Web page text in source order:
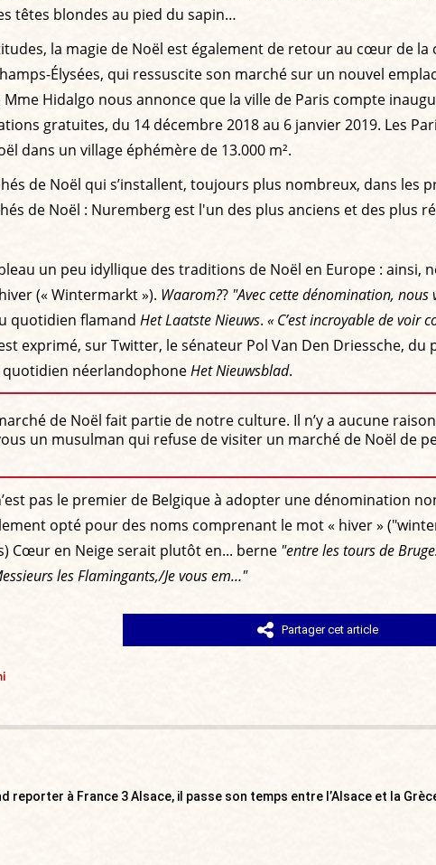
têtes blondes au pied du sapin…
la magie de Noël est également de retour au cœur de
Élysées, qui ressuscite son marché sur un nouvel
Hidalgo nous annonce que la ville de Paris compte
gratuites, du 14 décembre 2018 au 6 janvier 2019. Les
dans un village éphémère de 13.000 m².
de Noël qui s’installent, toujours plus nombreux, dans les
de Noël : Nuremberg est l'un des plus anciens et des plus
un peu idyllique des traditions de Noël en Europe : ainsi,
(« Wintermarkt »). Waarom?? "Avec cette dénomination,
quotidien flamand Het Laatste Nieuws. « C’est incroyable de voir
exprimé, sur Twitter, le sénateur Pol Van Den Driessche,
néerlandophoneHet Nieuwsblad.
de Noël fait partie de notre culture. Il n’y a aucune
un musulman qui refuse de visiter un marché de Noël de
pas le premier de Belgique à adopter une dénomination
opté pour des noms comprenant le mot « hiver »
Cœur en Neige serait plutôt en... berne "entre les tours de
les Flamingants,/Je vous em…"
Partager cet article
reporter à France 3 Alsace, il passe son temps entre l’Alsace et la